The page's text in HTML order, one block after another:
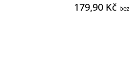
179,90 Kč